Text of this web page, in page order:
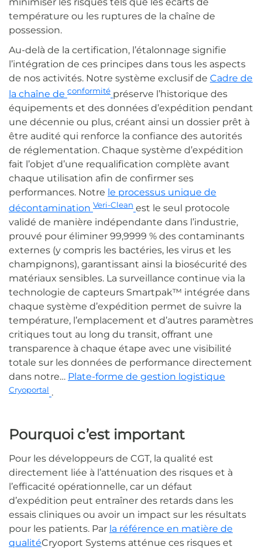
température ou les ruptures de la chaîne de
possession.
Au-delà de la certification, l’étalonnage signifie
l’intégration de ces principes dans tous les aspects
de nos activités. Notre système exclusif de Cadre de
la chaîne de conformité préserve l’historique des
équipements et des données d’expédition pendant
une décennie ou plus, créant ainsi un dossier prêt à
être audité qui renforce la confiance des autorités
de réglementation. Chaque système d’expédition
fait l’objet d’une requalification complète avant
chaque utilisation afin de confirmer ses
performances. Notre le processus unique de
décontamination Veri-Clean est le seul protocole
validé de manière indépendante dans l’industrie,
prouvé pour éliminer 99,9999 % des contaminants
externes (y compris les bactéries, les virus et les
champignons), garantissant ainsi la biosécurité des
matériaux sensibles. La surveillance continue via la
technologie de capteurs Smartpak™ intégrée dans
chaque système d’expédition permet de suivre la
température, l’emplacement et d’autres paramètres
critiques tout au long du transit, offrant une
transparence à chaque étape avec une visibilité
totale sur les données de performance directement
dans notre… Plate-forme de gestion logistique
Cryoportal .
Pourquoi c’est important
Pour les développeurs de CGT, la qualité est
directement liée à l’atténuation des risques et à
l’efficacité opérationnelle, car un défaut
d’expédition peut entraîner des retards dans les
essais cliniques ou avoir un impact sur les résultats
pour les patients. Par la référence en matière de
qualitéCryoport Systems atténue ces risques et